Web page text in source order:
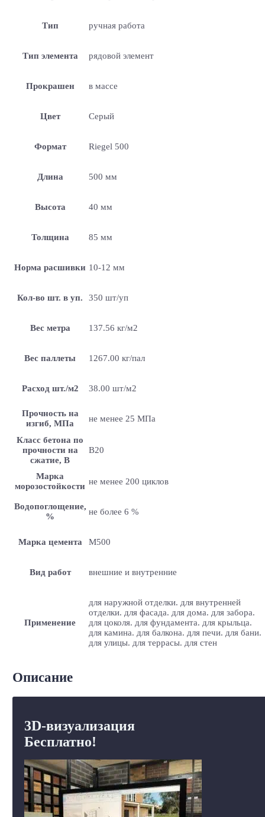
Тип ручная работа
Тип элемента рядовой элемент
Прокрашен в массе
Цвет Серый
Формат Riegel 500
Длина 500 мм
Высота 40 мм
Толщина 85 мм
Норма расшивки 10-12 мм
Кол-во шт. в уп. 350 шт/уп
Вес метра 137.56 кг/м2
Вес паллеты 1267.00 кг/пал
Расход шт./м2 38.00 шт/м2
Прочность на
изгиб, МПа
не менее 25 МПа
Класс бетона по
прочности на
сжатие, В
B20
Марка
морозостойкости не менее 200 циклов
Водопоглощение,
%
не более 6 %
Марка цемента M500
Вид работ внешние и внутренние
Применение
для наружной отделки. для внутренней
отделки. для фасада. для дома. для забора.
для цоколя. для фундамента. для крыльца.
для камина. для балкона. для печи. для бани.
для улицы. для террасы. для стен
Описание
3D-визуализация
Бесплатно!